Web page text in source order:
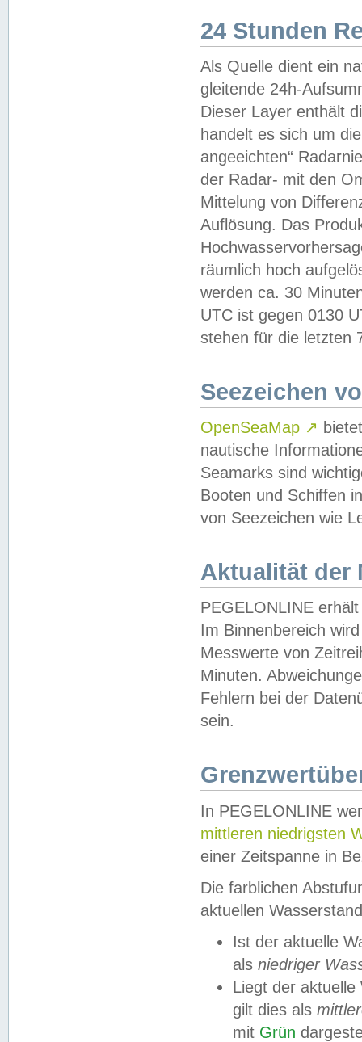
24 Stunden
Als Quelle dient ein
gleitende 24h-
Dieser Layer enthält
handelt es sich um
angeeichten“
der Radar- mit den
Mittelung von
Auflösung. Das
räumlich hoch
werden ca. 30
UTC ist gegen 0130
stehen für die letzten
Seezeichen
OpenSeaMap ↗
nautische
Seamarks sind
Booten und Schiffen
von Seezeichen wie
Aktualität der
PEGELONLINE
Im Binnenbereich
Messwerte von
Minuten.
Fehlern bei der
sein.
In PEGELONLINE
mittleren niedrigsten
einer Zeitspanne in
Die farblichen
aktuellen
Ist der aktuelle
als niedriger
Liegt der
gilt dies als
mit Grün